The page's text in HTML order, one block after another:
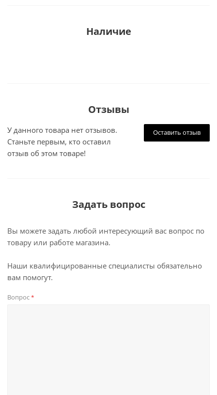
Наличие
Отзывы
Оставить отзыв
У данного товара нет отзывов.
Станьте первым, кто оставил
отзыв об этом товаре!
Задать вопрос
Вы можете задать любой интересующий вас вопрос по
товару или работе магазина.
Наши квалифицированные специалисты обязательно
вам помогут.
Вопрос*